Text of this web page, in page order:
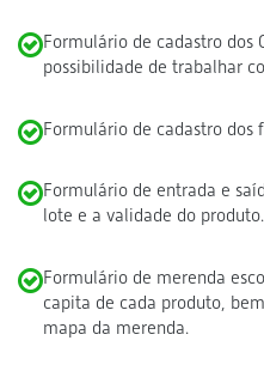
Formulário de cadastro dos
possibilidade de trabalhar
Formulário de cadastro dos
Formulário de entrada e
lote e a validade do produto.
Formulário de merenda
capita de cada produto,
mapa da merenda.